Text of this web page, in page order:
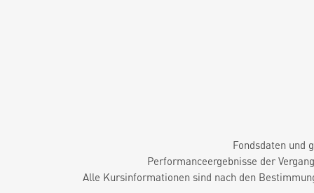
Fondsdaten und
Performanceergebnisse der
Alle Kursinformationen sind nach den